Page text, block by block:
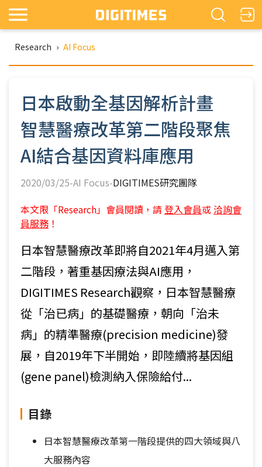
Research › AI Focus
日本啟動全基因解析計畫
智慧醫療改革第二階段聚焦
AI結合基因資料庫應用
2020/03/25-AI Focus-DIGITIMES研究團隊
本文限「Research」會員閱讀，請 登入會員或 洽詢會
員服務 ！
日本智慧醫療改革即將自2021年4月邁入第
二階段，著重基因療法與AI應用，
DIGITIMES Research觀察，日本智慧醫療
從「治已病」的基礎醫療，朝向「治未
病」的精準醫療(precision medicine)發
展，自2019年下半開始，即陸續將基因組
(gene panel)檢測納入保險給付...
目錄
日本智慧醫療改革第一階段提供的四大領域與八
大服務內容